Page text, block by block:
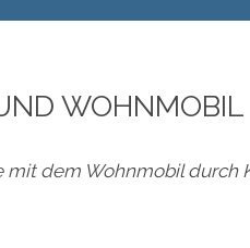
mit dem Wohnmobil durch